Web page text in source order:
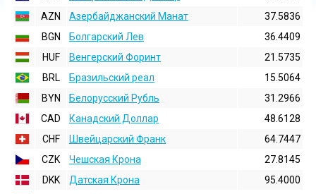
AZN
Азербайджанский Манат
37.5836
BGN
Болгарский Лев
36.4409
HUF
Венгерский Форинт
21.5735
BRL
Бразильский реал
15.5064
BYN
Белорусский Рубль
31.2966
CAD
Канадский Доллар
48.6128
CHF
Швейцарский Франк
64.7447
CZK
Чешская Крона
27.8145
DKK
Датская Крона
95.4000